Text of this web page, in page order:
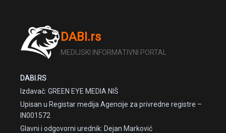
DABI.rs
MEDIJSKI INFORMATIVNI PORTAL
DABI.RS
Izdavač: GREEN EYE MEDIA NIŠ
Upisan u Registar medija Agencije za privredne registre –
IN001572
Glavni i odgovorni urednik: Dejan Marković